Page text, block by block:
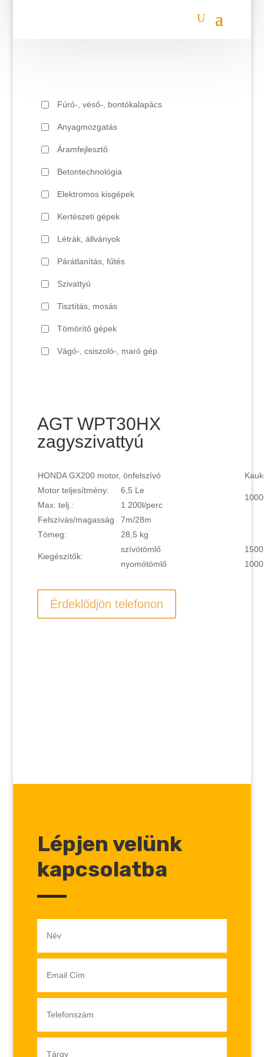
Fúró-, véső-, bontókalapács
Anyagmozgatás
Áramfejlesztő
Betontechnológia
Elektromos kisgépek
Kertészeti gépek
Létrák, állványok
Párátlanítás, fűtés
Szivattyú
Tisztítás, mosás
Tömörítő gépek
Vágó-, csiszoló-, maró gép
AGT WPT30HX
zagyszivattyú
HONDA GX200 motor, önfelszívó
Motor teljesítmény:
6,5 Le
Max. telj.:
1 200l/perc
Felszívás/magasság
7m/28m
Tömeg:
28,5 kg
Kiegészítők:
szívótömlő
nyomótömlő
Érdeklődjön telefonon
Lépjen velünk
kapcsolatba